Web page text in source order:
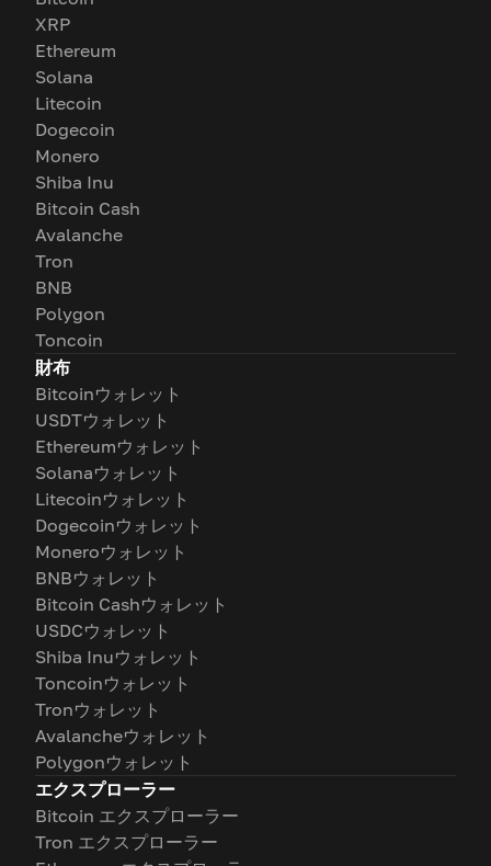
XRP
Ethereum
Solana
Litecoin
Dogecoin
Monero
Shiba Inu
Bitcoin Cash
Avalanche
Tron
BNB
Polygon
Toncoin
財布
Bitcoinウォレット
USDTウォレット
Ethereumウォレット
Solanaウォレット
Litecoinウォレット
Dogecoinウォレット
Moneroウォレット
BNBウォレット
Bitcoin Cashウォレット
USDCウォレット
Shiba Inuウォレット
Toncoinウォレット
Tronウォレット
Avalancheウォレット
Polygonウォレット
エクスプローラー
Bitcoin エクスプローラー
Tron エクスプローラー